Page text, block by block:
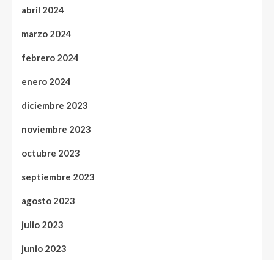
abril 2024
marzo 2024
febrero 2024
enero 2024
diciembre 2023
noviembre 2023
octubre 2023
septiembre 2023
agosto 2023
julio 2023
junio 2023